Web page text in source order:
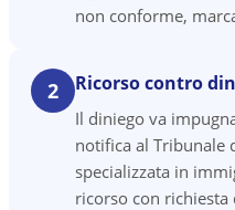
non conforme,
2 Ricorso contro
Il diniego va
notifica al Tribunale
specializzata in
ricorso con richiesta